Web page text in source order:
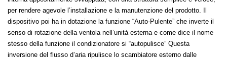
per rendere agevole l’installazione e la manutenzione del prodotto. Il
dispositivo poi ha in dotazione la funzione “Auto-Pulente” che inverte il
senso di rotazione della ventola nell’unità esterna e come dice il nome
stesso della funzione il condizionatore si “autopulisce” Questa
inversione del flusso d’aria ripulisce lo scambiatore esterno dalle